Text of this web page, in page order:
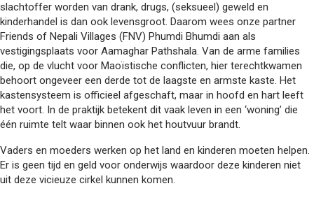
slachtoffer worden van drank, drugs, (seksueel) geweld en
kinderhandel is dan ook levensgroot. Daarom wees onze partner
Friends of Nepali Villages (FNV) Phumdi Bhumdi aan als
vestigingsplaats voor Aamaghar Pathshala. Van de arme families
die, op de vlucht voor Maoïstische conflicten, hier terechtkwamen
behoort ongeveer een derde tot de laagste en armste kaste. Het
kastensysteem is officieel afgeschaft, maar in hoofd en hart leeft
het voort. In de praktijk betekent dit vaak leven in een ‘woning’ die
één ruimte telt waar binnen ook het houtvuur brandt.
Vaders en moeders werken op het land en kinderen moeten helpen.
Er is geen tijd en geld voor onderwijs waardoor deze kinderen niet
uit deze vicieuze cirkel kunnen komen.